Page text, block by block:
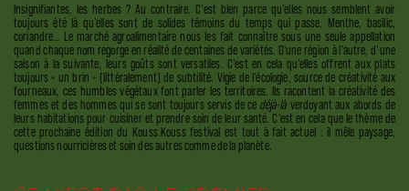
Insignifiantes, les herbes ? Au contraire. C’est bien parce qu’elles nous semblent avoir
toujours été là qu’elles sont de solides témoins du temps qui passe. Menthe, basilic,
coriandre… Le marché agroalimentaire nous les fait connaître sous une seule appellation
quand chaque nom regorge en réalité de centaines de variétés. D'une région à l’autre, d’une
saison à la suivante, leurs goûts sont versatiles. C’est en cela qu’elles offrent aux plats
toujours « un brin » (littéralement) de subtilité. Vigie de l’écologie, source de créativité aux
fourneaux, ces humbles végétaux font parler les territoires. Ils racontent la créativité des
femmes et des hommes qui se sont toujours servis de ce déjà-là verdoyant aux abords de
leurs habitations pour cuisiner et prendre soin de leur santé. C’est en cela que le thème de
cette prochaine édition du Kouss.Kouss festival est tout à fait actuel : il mêle paysage,
questions nourricières et soin des autres comme de la planète.